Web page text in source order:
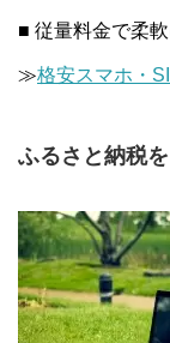
■ 従量料金で
≫格安スマホ・
ふるさと納税